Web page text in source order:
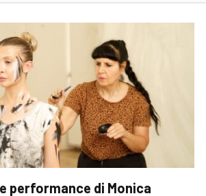
performance di Monica